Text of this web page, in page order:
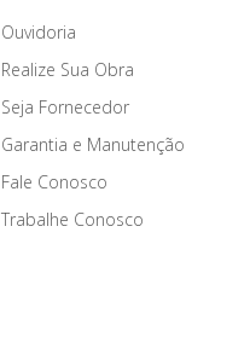
Ouvidoria
Realize Sua Obra
Seja Fornecedor
Garantia e Manutenção
Fale Conosco
Trabalhe Conosco